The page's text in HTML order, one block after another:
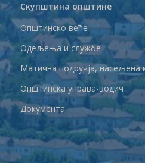
Скупштина општине
Општинско веће
Одељења и службе
Матична подручја, насељена
Општинска управа-водич
Документа